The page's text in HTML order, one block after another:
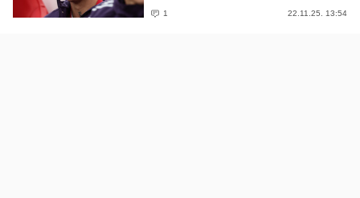
1 22.11.25. 13:54